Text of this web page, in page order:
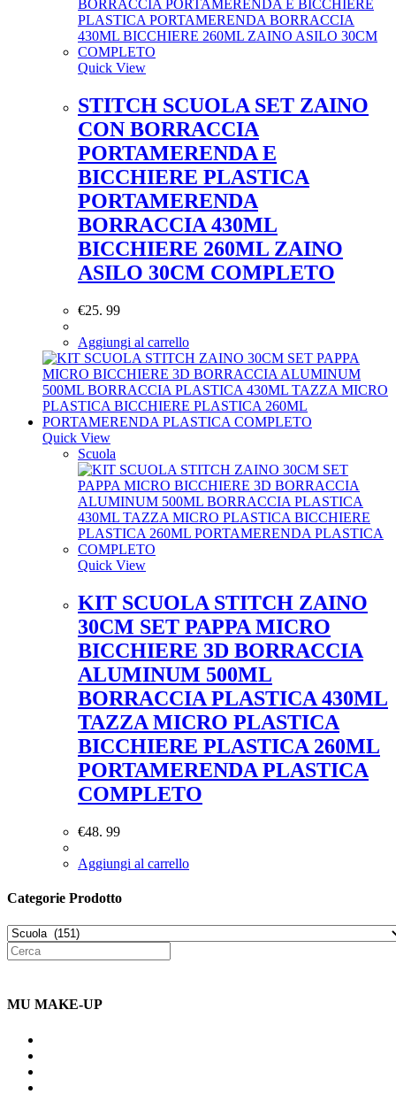
Quick View
STITCH SCUOLA SET ZAINO
CON BORRACCIA
PORTAMERENDA E
BICCHIERE PLASTICA
PORTAMERENDA
BORRACCIA 430ML
BICCHIERE 260ML ZAINO
ASILO 30CM COMPLETO
€25. 99
Aggiungi al carrello
Quick View
Scuola
Quick View
KIT SCUOLA STITCH ZAINO
30CM SET PAPPA MICRO
BICCHIERE 3D BORRACCIA
ALUMINUM 500ML
BORRACCIA PLASTICA 430ML
TAZZA MICRO PLASTICA
BICCHIERE PLASTICA 260ML
PORTAMERENDA PLASTICA
COMPLETO
€48. 99
Aggiungi al carrello
Categorie Prodotto
MU MAKE-UP